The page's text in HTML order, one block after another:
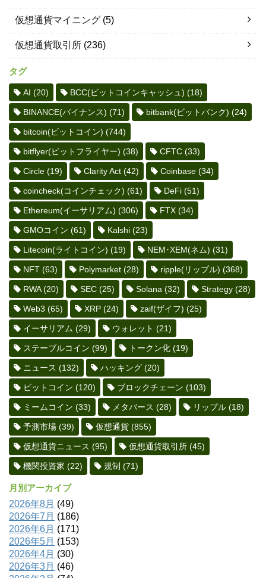
仮想通貨マイニング (5)
仮想通貨取引所 (236)
タグ
AI (20) BCC(ビットコインキャッシュ) (18)
BINANCE(バイナンス) (71) bitbank(ビットバンク) (24)
bitcoin(ビットコイン) (744)
bitflyer(ビットフライヤー) (38) CFTC (33)
Circle (19) Clarity Act (42) Coinbase (34)
coincheck(コインチェック) (61) DeFi (51)
Ethereum(イーサリアム) (306) FTX (34)
GMOコイン (61) Kalshi (23)
Litecoin(ライトコイン) (19) NEM･XEM(ネム) (31)
NFT (63) Polymarket (28) ripple(リップル) (368)
RWA(20) SEC (25) Solana (32) Strategy (28)
Web3 (65) XRP (24) zaif(ザイフ) (25)
イーサリアム (29) ウォレット (21)
ステーブルコイン (99) トークン化 (19)
ニュース (132) ハッキング (20)
ビットコイン (120) ブロックチェーン (103)
ミームコイン (33) メタバース (28) リップル (18)
予測市場 (39) 仮想通貨 (855)
仮想通貨ニュース (95) 仮想通貨取引所 (45)
機関投資家 (22) 規制 (71)
月別アーカイブ
2026年8月 (49)
2026年7月 (186)
2026年6月 (171)
2026年5月 (153)
2026年4月 (30)
2026年3月 (46)